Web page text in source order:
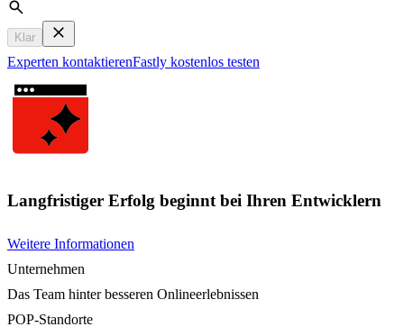
Search
Klar
Experten kontaktierenFastly kostenlos testen
Langfristiger Erfolg beginnt bei Ihren Entwicklern
Weitere Informationen
Unternehmen
Das Team hinter besseren Onlineerlebnissen
POP-Standorte